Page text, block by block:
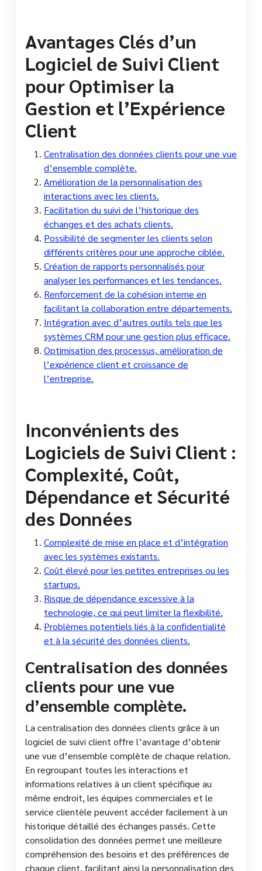
Avantages Clés d’un
Logiciel de Suivi Client
pour Optimiser la
Gestion et l’Expérience
Client
Centralisation des données clients pour une vue
d’ensemble complète.
Amélioration de la personnalisation des
interactions avec les clients.
Facilitation du suivi de l’historique des
échanges et des achats clients.
Possibilité de segmenter les clients selon
différents critères pour une approche ciblée.
Création de rapports personnalisés pour
analyser les performances et les tendances.
Renforcement de la cohésion interne en
facilitant la collaboration entre départements.
Intégration avec d’autres outils tels que les
systèmes CRM pour une gestion plus efficace.
Optimisation des processus, amélioration de
l’expérience client et croissance de
l’entreprise.
Inconvénients des
Logiciels de Suivi Client :
Complexité, Coût,
Dépendance et Sécurité
des Données
Complexité de mise en place et d’intégration
avec les systèmes existants.
Coût élevé pour les petites entreprises ou les
startups.
Risque de dépendance excessive à la
technologie, ce qui peut limiter la flexibilité.
Problèmes potentiels liés à la confidentialité
et à la sécurité des données clients.
Centralisation des données
clients pour une vue
d’ensemble complète.
La centralisation des données clients grâce à un
logiciel de suivi client offre l’avantage d’obtenir
une vue d’ensemble complète de chaque relation.
En regroupant toutes les interactions et
informations relatives à un client spécifique au
même endroit, les équipes commerciales et le
service clientèle peuvent accéder facilement à un
historique détaillé des échanges passés. Cette
consolidation des données permet une meilleure
compréhension des besoins et des préférences de
chaque client, facilitant ainsi la personnalisation des